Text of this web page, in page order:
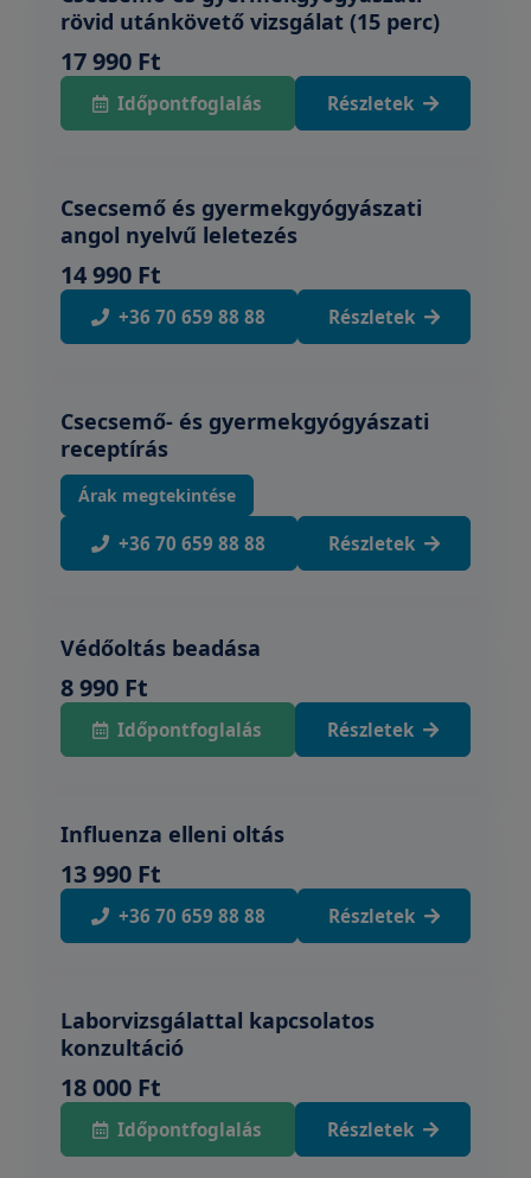
rövid utánkövető vizsgálat (15 perc)
17 990 Ft
Időpontfoglalás Részletek
Csecsemő és gyermekgyógyászati
angol nyelvű leletezés
14 990 Ft
+36 70 659 88 88 Részletek
Csecsemő- és gyermekgyógyászati
receptírás
Árak megtekintése
+36 70 659 88 88 Részletek
Védőoltás beadása
8 990 Ft
Időpontfoglalás Részletek
Influenza elleni oltás
13 990 Ft
+36 70 659 88 88 Részletek
Laborvizsgálattal kapcsolatos
konzultáció
18 000 Ft
Időpontfoglalás Részletek